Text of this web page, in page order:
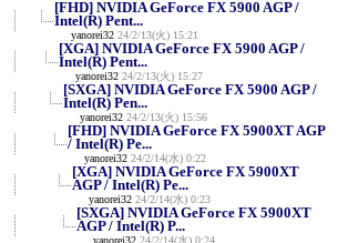
[FHD] NVIDIA GeForce FX 5900 AGP /
Intel(R) Pent...
yanorei32 24/2/13(火) 15:21
[XGA] NVIDIA GeForce FX 5900 AGP /
Intel(R) Pent...
yanorei32 24/2/13(火) 15:27
[SXGA] NVIDIA GeForce FX 5900 AGP /
Intel(R) Pen...
yanorei32 24/2/13(火) 15:56
[FHD] NVIDIA GeForce FX 5900XT AGP
/ Intel(R) Pe...
yanorei32 24/2/14(水) 0:22
[XGA] NVIDIA GeForce FX 5900XT
AGP / Intel(R) Pe...
yanorei32 24/2/14(水) 0:23
[SXGA] NVIDIA GeForce FX 5900XT
AGP / Intel(R) P...
yanorei32 24/2/14(水) 0:24